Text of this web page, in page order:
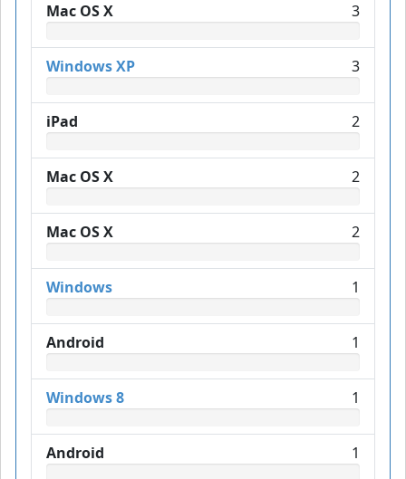
Mac OS X 3
Windows XP 3
iPad 2
Mac OS X 2
Mac OS X 2
Windows 1
Android 1
Windows 8 1
Android 1